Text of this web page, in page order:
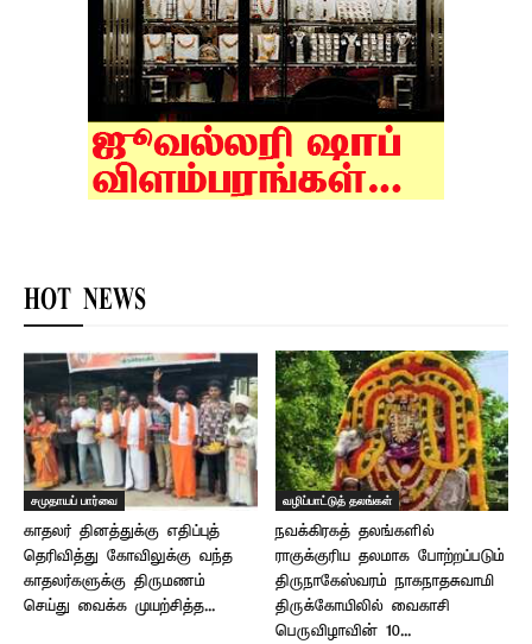
HOT NEWS
சமுதாயப் பார்வை
காதலர் தினத்துக்கு எதிப்புத்
தெரிவித்து கோவிலுக்கு வந்த
காதலர்களுக்கு திருமணம்
செய்து வைக்க முயற்சித்த...
வழிப்பாட்டுத் தலங்கள்
நவக்கிரகத் தலங்களில்
ராகுக்குரிய தலமாக போற்றப்படும்
திருநாகேஸ்வரம் நாகநாதசுவாமி
திருக்கோயிலில் வைகாசி
பெருவிழாவின் 10...